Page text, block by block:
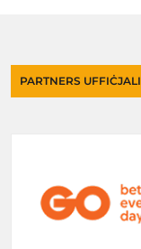
PARTNERS UFFIĊJALI